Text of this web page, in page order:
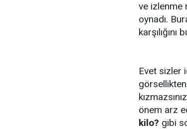
ve izlenme
oynadı.
Evet sizler
önem arz
kilo? gibi